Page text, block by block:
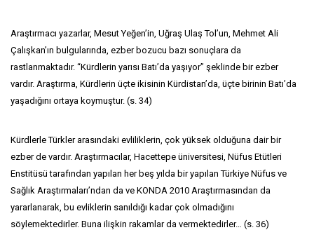
Araştırmacı yazarlar, Mesut Yeğen’in, Uğraş Ulaş Tol’un, Mehmet Ali
Çalışkan’ın bulgularında, ezber bozucu bazı sonuçlara da
rastlanmaktadır. “Kürdlerin yarısı Batı’da yaşıyor” şeklinde bir ezber
vardır. Araştırma, Kürdlerin üçte ikisinin Kürdistan’da, üçte birinin Batı’da
yaşadığını ortaya koymuştur. (s. 34)
Kürdlerle Türkler arasındaki evliliklerin, çok yüksek olduğuna dair bir
ezber de vardır. Araştırmacılar, Hacettepe üniversitesi, Nüfus Etütleri
Enstitüsü tarafından yapılan her beş yılda bir yapılan Türkiye Nüfus ve
Sağlık Araştırmaları’ndan da ve KONDA 2010 Araştırmasından da
yararlanarak, bu evliklerin sanıldığı kadar çok olmadığını
söylemektedirler. Buna ilişkin rakamlar da vermektedirler… (s. 36)